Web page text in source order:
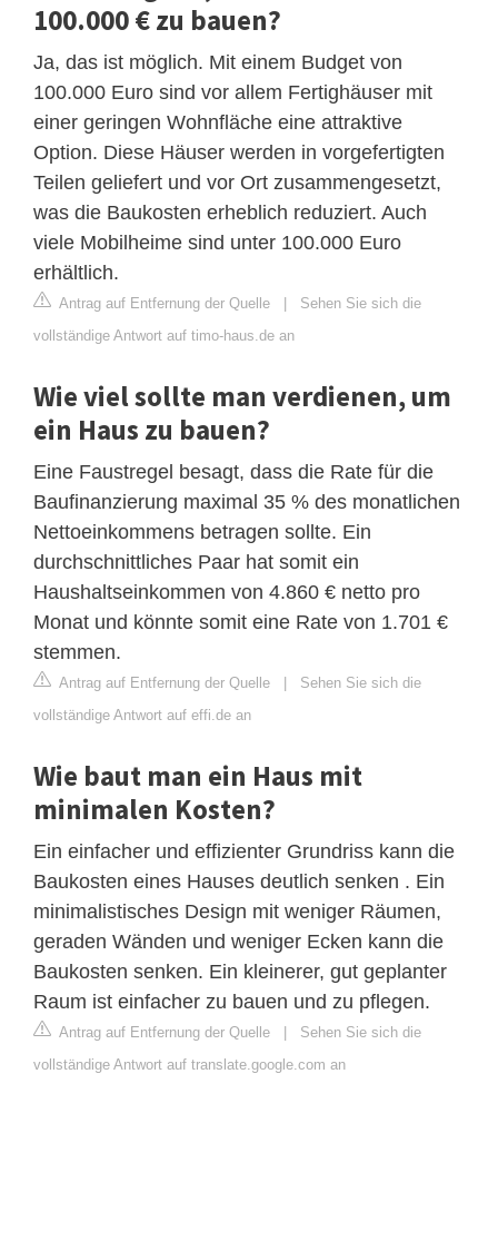
100.000 € zu bauen?
Ja, das ist möglich. Mit einem Budget von
100.000 Euro sind vor allem Fertighäuser mit
einer geringen Wohnfläche eine attraktive
Option. Diese Häuser werden in vorgefertigten
Teilen geliefert und vor Ort zusammengesetzt,
was die Baukosten erheblich reduziert. Auch
viele Mobilheime sind unter 100.000 Euro
erhältlich.
Antrag auf Entfernung der Quelle | Sehen Sie sich die
vollständige Antwort auf timo-haus.de an
Wie viel sollte man verdienen, um
ein Haus zu bauen?
Eine Faustregel besagt, dass die Rate für die
Baufinanzierung maximal 35 % des monatlichen
Nettoeinkommens betragen sollte. Ein
durchschnittliches Paar hat somit ein
Haushaltseinkommen von 4.860 € netto pro
Monat und könnte somit eine Rate von 1.701 €
stemmen.
Antrag auf Entfernung der Quelle | Sehen Sie sich die
vollständige Antwort auf effi.de an
Wie baut man ein Haus mit
minimalen Kosten?
Ein einfacher und effizienter Grundriss kann die
Baukosten eines Hauses deutlich senken . Ein
minimalistisches Design mit weniger Räumen,
geraden Wänden und weniger Ecken kann die
Baukosten senken. Ein kleinerer, gut geplanter
Raum ist einfacher zu bauen und zu pflegen.
Antrag auf Entfernung der Quelle | Sehen Sie sich die
vollständige Antwort auf translate.google.com an